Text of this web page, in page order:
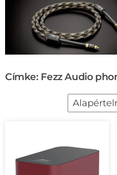
Címke: Fezz Audio